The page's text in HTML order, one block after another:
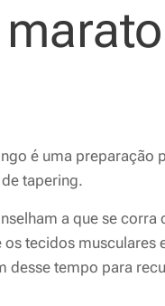
é uma preparação
tapering.
a que se corra
tecidos musculares
desse tempo para